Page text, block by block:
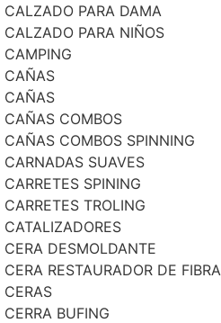
CALZADO PARA DAMA
CALZADO PARA NIÑOS
CAMPING
CAÑAS
CAÑAS
CAÑAS COMBOS
CAÑAS COMBOS SPINNING
CARNADAS SUAVES
CARRETES SPINING
CARRETES TROLING
CATALIZADORES
CERA DESMOLDANTE
CERA RESTAURADOR DE FIBRA
CERAS
CERRA BUFING